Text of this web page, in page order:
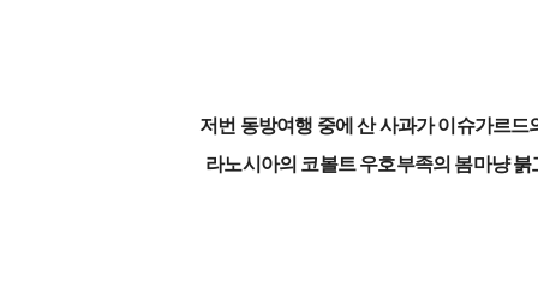
저번 동방여행 중에 산 사과가 이슈가르
라노시아의 코볼트 우호부족의 봄마냥